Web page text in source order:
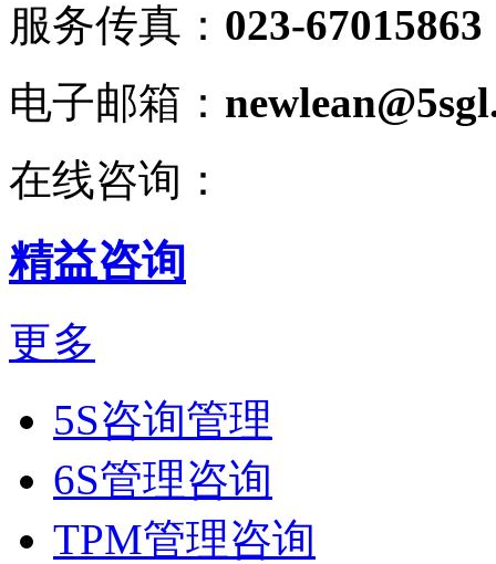
服务传真： 023-67015863
电子邮箱：
在线咨询：
精益咨询
更多
5S咨询管理
6S管理咨询
TPM管理咨询